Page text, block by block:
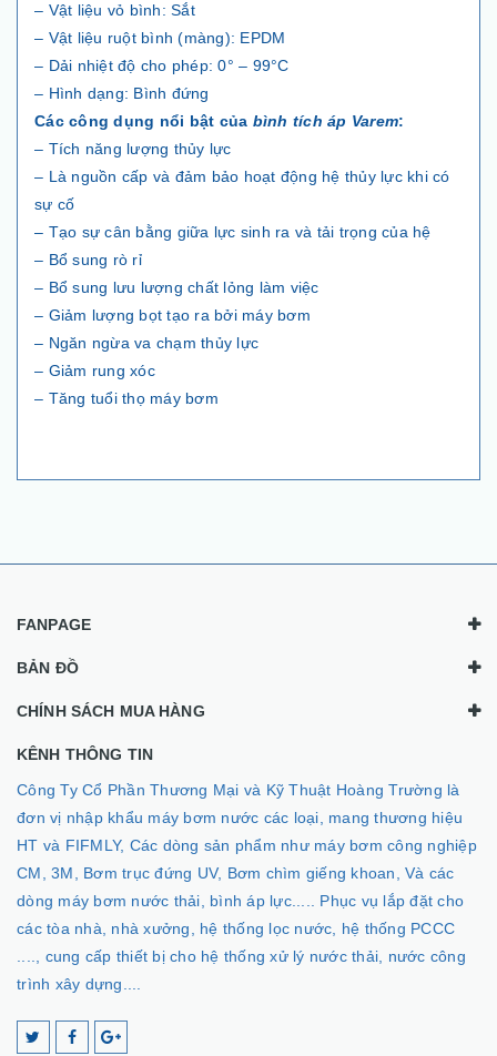
– Vật liệu vỏ bình: Sắt
– Vật liệu ruột bình (màng): EPDM
– Dải nhiệt độ cho phép: 0° – 99°C
– Hình dạng: Bình đứng
Các công dụng nổi bật của bình tích áp Varem:
– Tích năng lượng thủy lực
– Là nguồn cấp và đảm bảo hoạt động hệ thủy lực khi có
sự cố
– Tạo sự cân bằng giữa lực sinh ra và tải trọng của hệ
– Bổ sung rò rỉ
– Bổ sung lưu lượng chất lỏng làm việc
– Giảm lượng bọt tạo ra bởi máy bơm
– Ngăn ngừa va chạm thủy lực
– Giảm rung xóc
– Tăng tuổi thọ máy bơm
FANPAGE
BẢN ĐỒ
CHÍNH SÁCH MUA HÀNG
KÊNH THÔNG TIN
Công Ty Cổ Phần Thương Mại và Kỹ Thuật Hoàng Trường là
đơn vị nhập khẩu máy bơm nước các loại, mang thương hiệu
HT và FIFMLY, Các dòng sản phẩm như máy bơm công nghiệp
CM, 3M, Bơm trục đứng UV, Bơm chìm giếng khoan, Và các
dòng máy bơm nước thải, bình áp lực..... Phục vụ lắp đặt cho
các tòa nhà, nhà xưởng, hệ thống lọc nước, hệ thống PCCC
...., cung cấp thiết bị cho hệ thống xử lý nước thải, nước công
trình xây dựng....